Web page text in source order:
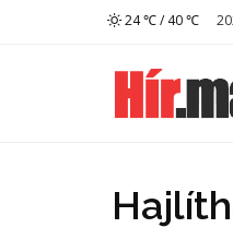
24 ℃ / 40 ℃